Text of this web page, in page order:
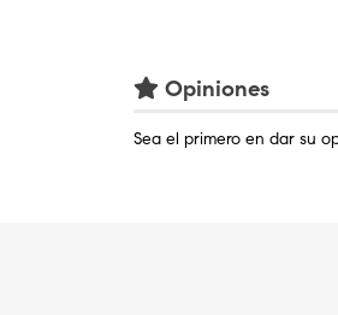
Opiniones
Sea el primero en dar su